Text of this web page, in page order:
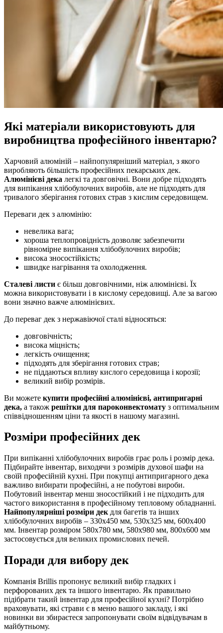
Які матеріали використовують для
виробництва професійного інвентарю?
Харчовий алюміній – найпопулярніший матеріал, з якого
виробляють більшість професійних пекарських дек.
Алюмінієві дека легкі та довговічні. Вони добре підходять
для випікання хлібобулочних виробів, але не підходять для
тривалого зберігання готових страв з кислим середовищем.
Переваги дек з алюмінію:
невелика вага;
хороша теплопровідність дозволяє забезпечити
рівномірне випікання хлібобулочних виробів;
висока зносостійкість;
швидке нагрівання та охолодження.
Сталеві листи є більш довговічними, ніж алюмінієві. Їх
можна використовувати і в кислому середовищі. Але за вагою
вони значно важче алюмінієвих.
До переваг дек з нержавіючої сталі відносяться:
довговічність;
висока міцність;
легкість очищення;
підходять для зберігання готових страв;
не піддаються впливу кислого середовища і корозії;
великий вибір розмірів.
Ви можете купити професійні алюмінієві, антипригарні
дека, а також решітки для пароконвектомату з оптимальним
співвідношенням ціни та якості в нашому магазині.
Розміри професійних дек
При випіканні хлібобулочних виробів грає роль і розмір дека.
Підбирайте інвентар, виходячи з розмірів духової шафи на
своїй професійній кухні. При покупці антипригарного дека
важливо вибирати професійні, а не побутові вироби.
Побутовий інвентар менш зносостійкий і не підходить для
частого використання в професійному тепловому обладнанні.
Найпопулярніші розміри дек для багетів та інших
хлібобулочних виробів – 330х450 мм, 530х325 мм, 600х400
мм. Інвентар розміром 580х780 мм, 580х980 мм, 800х600 мм
застосовується для великих промислових печей.
Поради для вибору дек
Компанія Brillis пропонує великий вибір гладких і
перфорованих дек та іншого інвентарю. Як правильно
підібрати такий інвентар для професійної кухні? Потрібно
враховувати, які страви є в меню вашого закладу, і які
новинки ви збираєтеся запропонувати своїм відвідувачам в
майбутньому.